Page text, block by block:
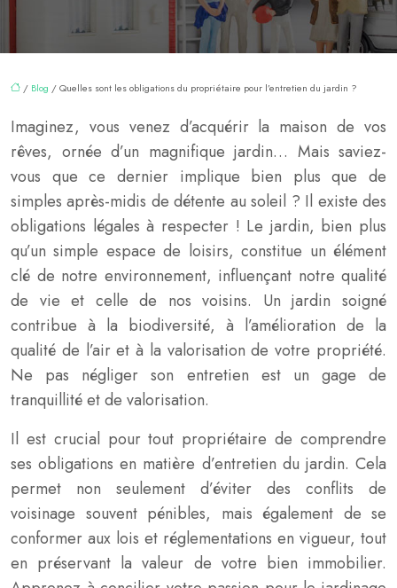
/ Blog / Quelles sont les obligations du propriétaire pour l’entretien du jardin ?
Imaginez, vous venez d’acquérir la maison de vos
rêves, ornée d’un magnifique jardin… Mais saviez-
vous que ce dernier implique bien plus que de
simples après-midis de détente au soleil ? Il existe des
obligations légales à respecter ! Le jardin, bien plus
qu’un simple espace de loisirs, constitue un élément
clé de notre environnement, influençant notre qualité
de vie et celle de nos voisins. Un jardin soigné
contribue à la biodiversité, à l’amélioration de la
qualité de l’air et à la valorisation de votre propriété.
Ne pas négliger son entretien est un gage de
tranquillité et de valorisation.
Il est crucial pour tout propriétaire de comprendre
ses obligations en matière d’entretien du jardin. Cela
permet non seulement d’éviter des conflits de
voisinage souvent pénibles, mais également de se
conformer aux lois et réglementations en vigueur, tout
en préservant la valeur de votre bien immobilier.